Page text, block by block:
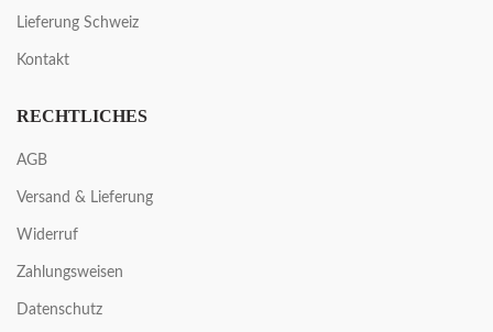
Lieferung Schweiz
Kontakt
RECHTLICHES
AGB
Versand & Lieferung
Widerruf
Zahlungsweisen
Datenschutz